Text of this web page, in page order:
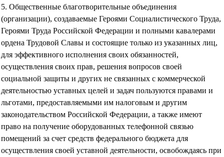
5. Общественные благотворительные объединения
(организации), создаваемые Героями Социалистического Труда,
Героями Труда Российской Федерации и полными кавалерами
ордена Трудовой Славы и состоящие только из указанных лиц,
для эффективного исполнения своих обязанностей,
осуществления своих прав, решения вопросов своей
социальной защиты и других не связанных с коммерческой
деятельностью уставных целей и задач пользуются правами и
льготами, предоставляемыми им налоговым и другим
законодательством Российской Федерации, а также имеют
право на получение оборудованных телефонной связью
помещений за счет средств федерального бюджета для
осуществления своей уставной деятельности, освобождаясь при